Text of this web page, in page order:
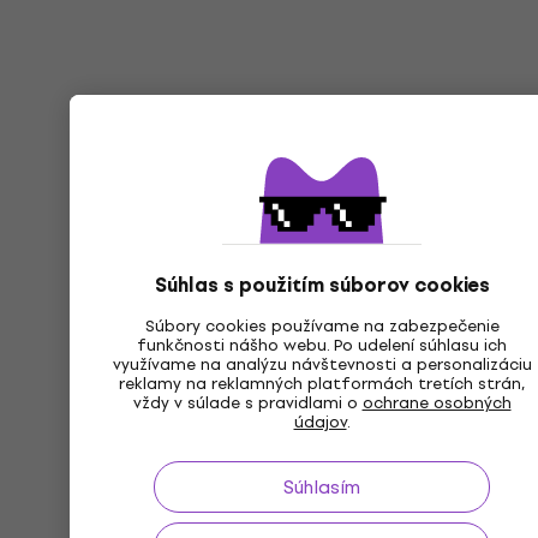
Súhlas s použitím súborov cookies
Súbory cookies používame na zabezpečenie
funkčnosti nášho webu. Po udelení súhlasu ich
využívame na analýzu návštevnosti a personalizáciu
reklamy na reklamných platformách tretích strán,
vždy v súlade s pravidlami o ochrane osobných
údajov.
Súhlasím